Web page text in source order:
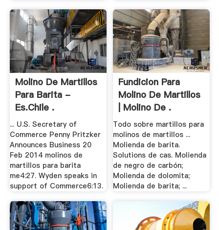
Molino De Martillos
Para Barita -
Es.chile .
... U.S. Secretary of
Commerce Penny Pritzker
Announces Business 20
Feb 2014 molinos de
martillos para barita
me4:27. Wyden speaks in
support of Commerce6:13.
Fundicion Para
Molino De Martillos
| Molino De .
Todo sobre martillos para
molinos de martillos ...
Molienda de barita.
Solutions de cas. Molienda
de negro de carbón;
Molienda de dolomita;
Molienda de barita; ...